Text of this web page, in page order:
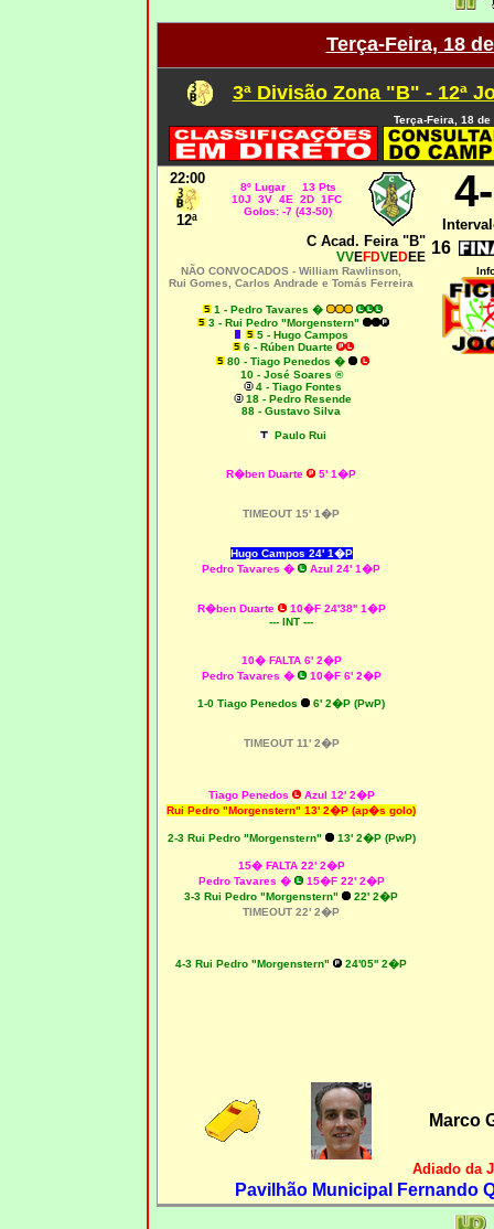
Terça-Feira, 18
3ª Divisão Zona "B" - 12ª
Terça-Feira, 18
22:00
12ª
8º Lugar 13 Pts
10J 3V 4E 2D 1FC
Golos: -7 (43-50)
C Acad. Feira "B"
VVEFDVEDEE 16
NÃO CONVOCADOS - William Rawlinson,
Rui Gomes, Carlos Andrade e Tomás Ferreira
1 - Pedro Tavares �
3 - Rui Pedro "Morgenstern"
5 - Hugo Campos
6 - Rúben Duarte
80 - Tiago Penedos �
10 - José Soares ®
4 - Tiago Fontes
18 - Pedro Resende
88 - Gustavo Silva
Paulo Rui
R�ben Duarte 5' 1�P
TIMEOUT 15' 1�P
Hugo Campos 24' 1�P
Pedro Tavares � Azul 24' 1�P
R�ben Duarte 10�F24'38'' 1�P
--- INT ---
10� FALTA 6' 2�P
Pedro Tavares � 10�F 6' 2�P
1-0 Tiago Penedos 6' 2�P (PwP)
TIMEOUT 11' 2�P
Tiago Penedos Azul 12'2�P
Rui Pedro "Morgenstern" 13' 2�P (ap�s golo)
2-3 Rui Pedro "Morgenstern" 13' 2�P (PwP)
15� FALTA 22' 2�P
Pedro Tavares � 15�F 22' 2�P
3-3 Rui Pedro "Morgenstern"
22' 2�P
TIMEOUT 22' 2�P
4-3 Rui Pedro "Morgenstern" 24'05'' 2�P
Marco
Adiado da
Pavilhão Municipal Fernando